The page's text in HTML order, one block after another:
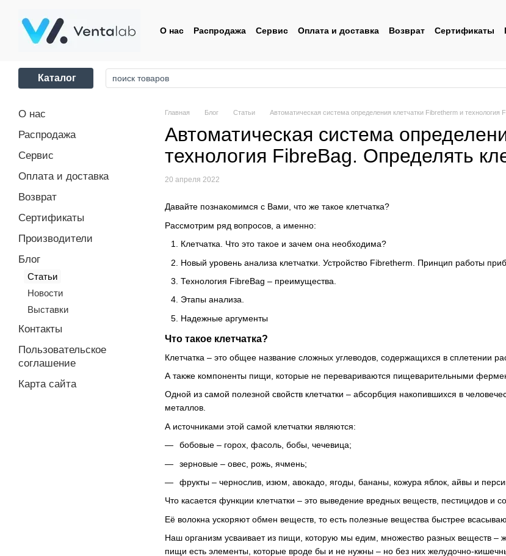
О нас Распродажа Сервис Оплата и доставка Возврат Сертификаты
Каталог
Главная Блог Статьи Автоматическая система определения клетчатки Fibretherm и
Автоматическая система
технология FibreBag. Определять
20 апреля 2022
Давайте познакомимся с Вами, что же такое клетчатка?
Рассмотрим ряд вопросов, а именно:
Клетчатка. Что это такое и зачем она необходима?
Новый уровень анализа клетчатки. Устройство Fibretherm. Принцип работы
Технология FibreBag – преимущества.
Этапы анализа.
Надежные аргументы
Что такое клетчатка?
Клетчатка – это общее название сложных углеводов, содержащихся в сплетении
А также компоненты пищи, которые не перевариваются пищеварительными
Одной из самой полезной свойств клетчатки – абсорбция накопившихся в
металлов.
А источниками этой самой клетчатки являются:
бобовые – горох, фасоль, бобы, чечевица;
зерновые – овес, рожь, ячмень;
фрукты – чернослив, изюм, авокадо, ягоды, бананы, кожура яблок, айвы и
Что касается функции клетчатки – это выведение вредных веществ, пестицидов и
Её волокна ускоряют обмен веществ, то есть полезные вещества быстрее
Наш организм усваивает из пищи, которую мы едим, множество разных веществ –
пищи есть элементы, которые вроде бы и не нужны – но без них желудочно-
О нас
Распродажа
Сервис
Оплата и доставка
Возврат
Сертификаты
Производители
Блог
Статьи
Новости
Выставки
Контакты
Пользовательское
соглашение
Карта сайта